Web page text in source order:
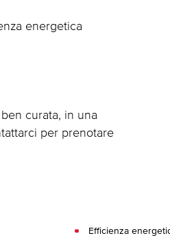
energetica
curata, in una
per prenotare
Efficienza